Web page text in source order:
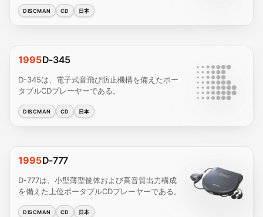
DISCMAN CD 日本
1995D-345
D-345は、電子式音飛び防止機構を備えたポー
タブルCDプレーヤーである。
DISCMAN CD 日本
1995D-777
D-777は、小型薄型筐体および高音質出力構成
を備えた上位ポータブルCDプレーヤーである。
DISCMAN CD 日本